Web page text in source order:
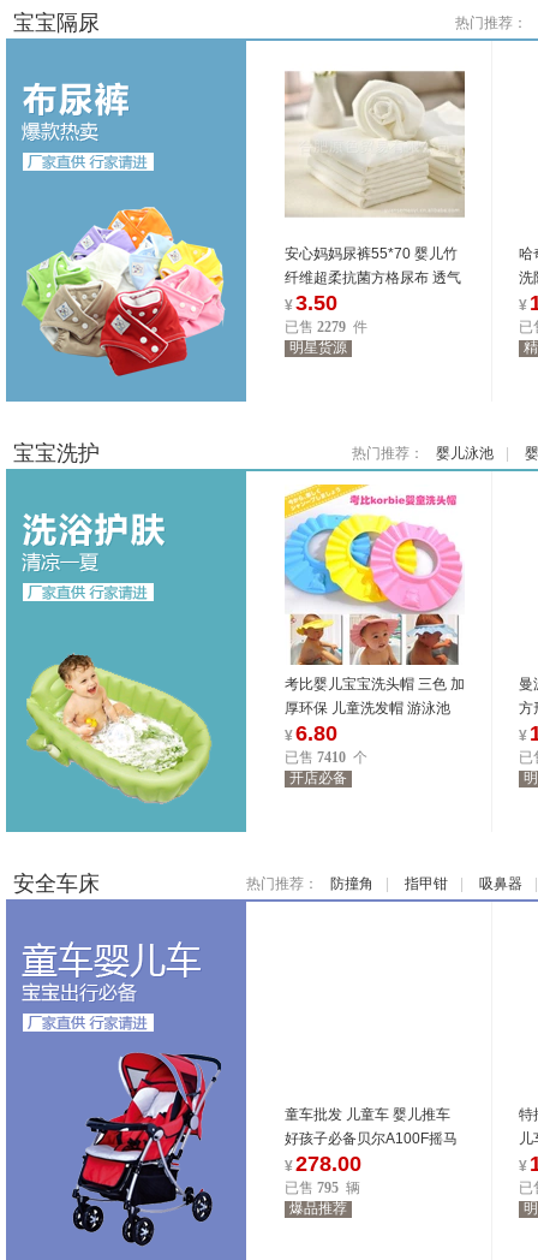
8.27-8.31
宝宝隔尿 热门推荐：
8.27-8.31
安心妈妈尿裤55*70 婴儿竹
纤维超柔抗菌方格尿布 透气
尿垫（图）
¥3.50
已售 2279 件
明星货源
哈
洗
济
¥
已
宝宝洗护 热门推荐： 婴儿泳池
7.31-8.3
考比婴儿宝宝洗头帽 三色 加
厚环保 儿童洗发帽 游泳池
洗发帽
¥6.80
已售 7410 个
开店必备
曼
方
¥
已
安全车床 热门推荐： 防撞角 指甲钳 吸鼻器
童车批发 儿童车 婴儿推车
好孩子必备贝尔A100F摇马
推车可批零售
¥278.00
已售 795 辆
爆品推荐
特
儿
宝
¥
已